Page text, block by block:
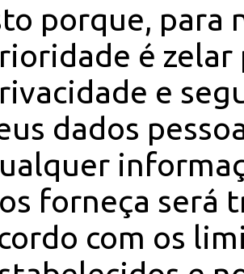
porque, para
é zelar
e
dados
forneça será
com os